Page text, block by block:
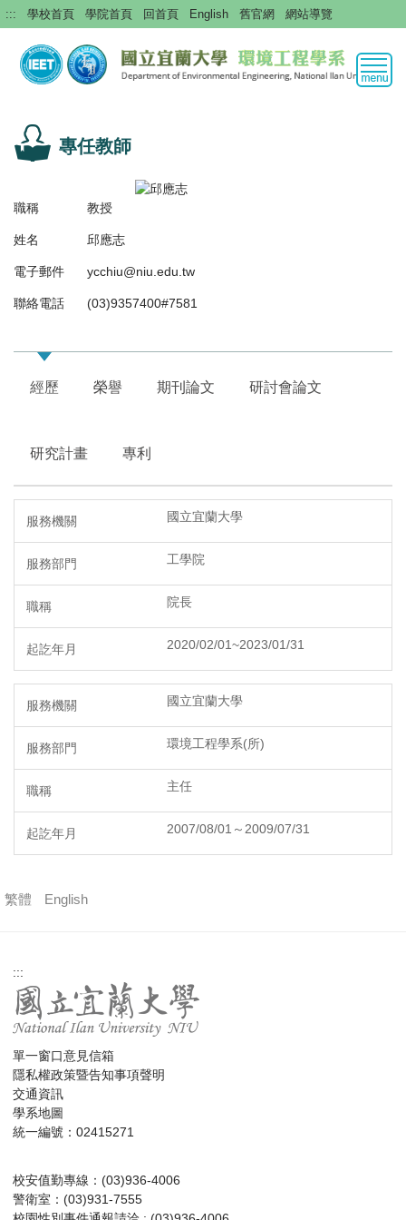
跳
到
要
::: 學校首頁 學院首頁 回首頁 English 舊官網 網站導覽
專任教師
職稱 教授
姓名 邱應志
電子郵件 ycchiu@niu.edu.tw
聯絡電話 (03)9357400#7581
經歷 榮譽 期刊論文 研討會論文
研究計畫 專利
國立宜蘭大學
工學院
院長
2020/02/01~2023/01/31
國立宜蘭大學
環境工程學系(所)
主任
2007/08/01～2009/07/31
繁體 English
:::
單一窗口意見信箱
隱私權政策暨告知事項聲明
交通資訊
學系地圖
統一編號：02415271
校安值勤專線：(03)936-4006
警衛室：(03)931-7555